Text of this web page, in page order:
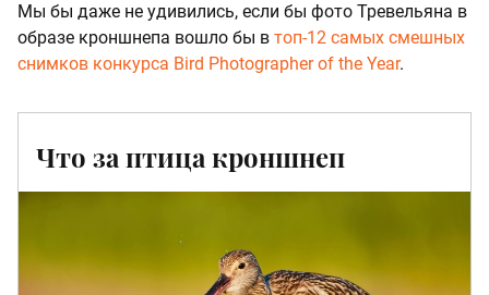
Мы бы даже не удивились, если бы фото Тревельяна в
образе кроншнепа вошло бы в топ-12 самых смешных
снимков конкурса Bird Photographer of the Year.
Что за птица кроншнеп